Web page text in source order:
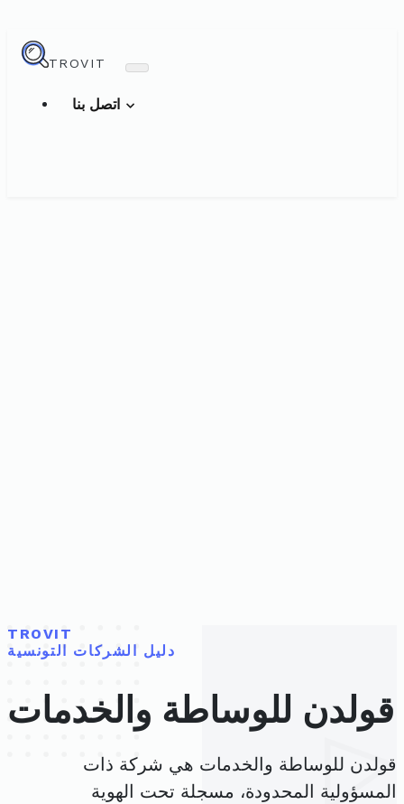
TROVIT
TROVIT
دليل الشركات التونسية
قولدن للوساطة والخدمات
قولدن للوساطة والخدمات هي شركة ذات
المسؤولية المحدودة، مسجلة تحت الهوية